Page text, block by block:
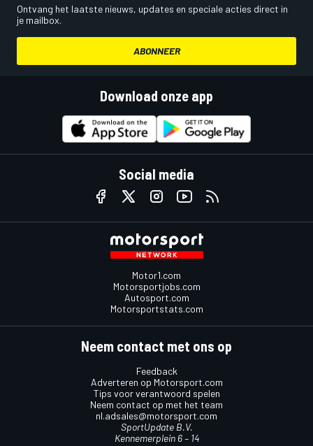
Ontvang het laatste nieuws, updates en speciale acties direct in
je mailbox.
ABONNEER
Download onze app
Social media
Motor1.com
Motorsportjobs.com
Autosport.com
Motorsportstats.com
Neem contact met ons op
Feedback
Adverteren op Motorsport.com
Tips voor verantwoord spelen
Neem contact op met het team
nl.adsales@motorsport.com
SportUpdate B.V.
Kennemerplein 6 – 14